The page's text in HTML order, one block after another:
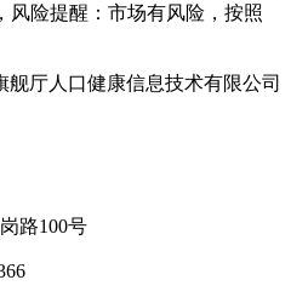
风险提醒：市场有风险，按照
舰厅人口健康信息技术有限公司
路100号